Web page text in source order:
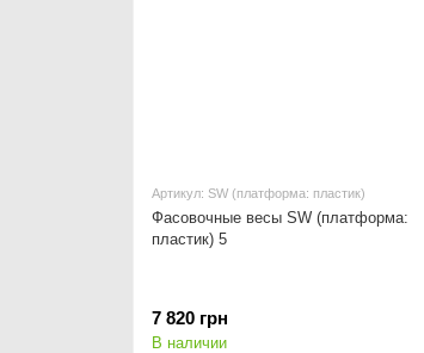
Артикул: SW (платформа: пластик)
Фасовочные весы SW (платформа:
пластик) 5
7 820 грн
В наличии